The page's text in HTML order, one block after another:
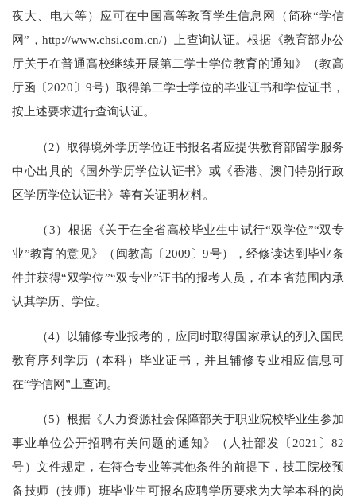
夜大、电大等）应可在中国高等教育学生信息网（简称“学信
网”，http://www.chsi.com.cn/）上查询认证。根据《教育部办公
厅关于在普通高校继续开展第二学士学位教育的通知》（教高
厅函〔2020〕9号）取得第二学士学位的毕业证书和学位证书，
按上述要求进行查询认证。
（2）取得境外学历学位证书报名者应提供教育部留学服务
中心出具的《国外学历学位认证书》或《香港、澳门特别行政
区学历学位认证书》等有关证明材料。
（3）根据《关于在全省高校毕业生中试行“双学位”“双专
业”教育的意见》（闽教高〔2009〕9号），经修读达到毕业条
件并获得“双学位”“双专业”证书的报考人员，在本省范围内承
认其学历、学位。
（4）以辅修专业报考的，应同时取得国家承认的列入国民
教育序列学历（本科）毕业证书，并且辅修专业相应信息可
在“学信网”上查询。
（5）根据《人力资源社会保障部关于职业院校毕业生参加
事业单位公开招聘有关问题的通知》（人社部发〔2021〕82
号）文件规定，在符合专业等其他条件的前提下，技工院校预
备技师（技师）班毕业生可报名应聘学历要求为大学本科的岗